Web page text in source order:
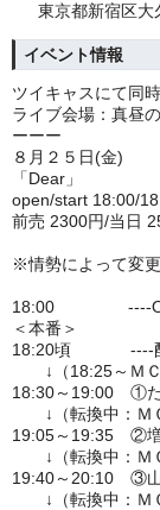
東京都新宿区
イベント情報
ツイキャスにて同
ライブ会場：真昼
ーーー
８月２５日(金)
「Dear」
open/start 18:00/
前売 2300円/当日
※情勢によって変
18:00 ----
＜本番＞
18:20頃 ----配
↓（18:25～ＭＣ
18:30～19:00 ①た
↓（転換中：Ｍ
19:05～19:35 ②
↓（転換中：Ｍ
19:40～20:10 ③
↓（転換中：Ｍ